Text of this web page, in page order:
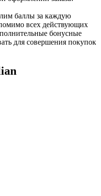
баллы за каждую
всех действующих
бонусные
для совершения покупок